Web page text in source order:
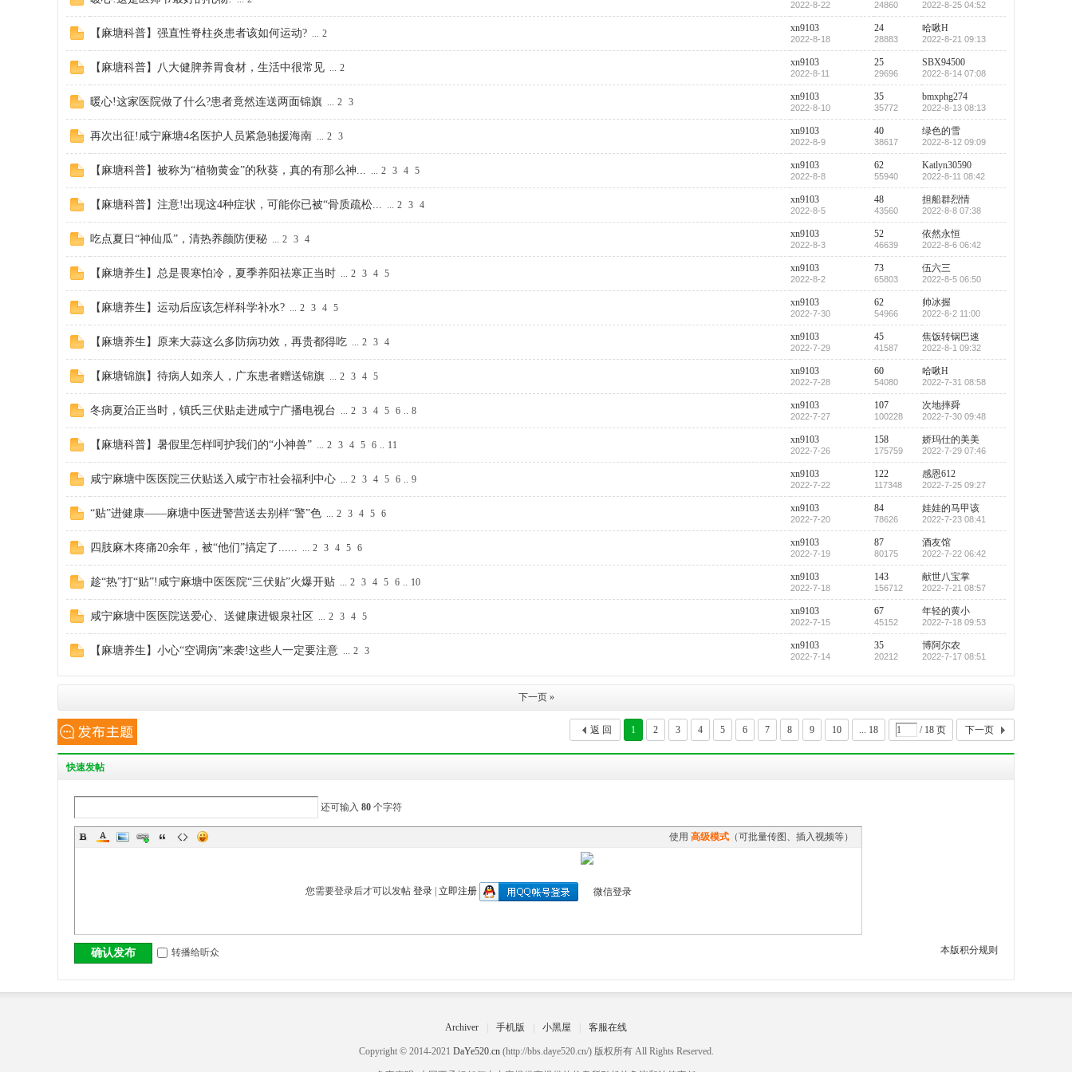
丨
2022-8-22 24860 2022-8-25 04:52
【麻塘科普】强直性脊柱炎患者该如何运动? ... 2 xn9103
2022-8-18
24
28883
哈啾H
2022-8-21 09:13
【麻塘科普】八大健脾养胃食材，生活中很常见 ... 2 xn9103
2022-8-11
25
29696
SBX94500
2022-8-14 07:08
暖心!这家医院做了什么?患者竟然连送两面锦旗 ... 2 3 xn9103
2022-8-10
35
35772
bmxphg274
2022-8-13 08:13
再次出征!咸宁麻塘4名医护人员紧急驰援海南 ... 2 3 xn9103
2022-8-9
40
38617
绿色的雪
2022-8-12 09:09
【麻塘科普】被称为“植物黄金”的秋葵，真的有那么神... ... 2 3 4 5 xn9103
2022-8-8
62
55940
Katlyn30590
2022-8-11 08:42
【麻塘科普】注意!出现这4种症状，可能你已被“骨质疏松... ... 2 3 4 xn9103
2022-8-5
48
43560
担船群烈情
2022-8-8 07:38
吃点夏日“神仙瓜”，清热养颜防便秘 ... 2 3 4 xn9103
2022-8-3
52
46639
依然永恒
2022-8-6 06:42
【麻塘养生】总是畏寒怕冷，夏季养阳祛寒正当时 ... 2 3 4 5 xn9103
2022-8-2
73
65803
伍六三
2022-8-5 06:50
【麻塘养生】运动后应该怎样科学补水? ... 2 3 4 5 xn9103
2022-7-30
62
54966
帅冰握
2022-8-2 11:00
【麻塘养生】原来大蒜这么多防病功效，再贵都得吃 ... 2 3 4 xn9103
2022-7-29
45
41587
焦饭转锅巴速
2022-8-1 09:32
【麻塘锦旗】待病人如亲人，广东患者赠送锦旗 ... 2 3 4 5 xn9103
2022-7-28
60
54080
哈啾H
2022-7-31 08:58
冬病夏治正当时，镇氏三伏贴走进咸宁广播电视台 ... 2 3 4 5 6 .. 8 xn9103
2022-7-27
107
100228
次地摔舜
2022-7-30 09:48
【麻塘科普】暑假里怎样呵护我们的“小神兽” ... 2 3 4 5 6 .. 11 xn9103
2022-7-26
158
175759
娇玛仕的美美
2022-7-29 07:46
咸宁麻塘中医医院三伏贴送入咸宁市社会福利中心 ... 2 3 4 5 6 .. 9 xn9103
2022-7-22
122
117348
感恩612
2022-7-25 09:27
“贴”进健康——麻塘中医进警营送去别样“警”色 ... 2 3 4 5 6 xn9103
2022-7-20
84
78626
娃娃的马甲该
2022-7-23 08:41
四肢麻木疼痛20余年，被“他们”搞定了...... ... 2 3 4 5 6 xn9103
2022-7-19
87
80175
酒友馆
2022-7-22 06:42
趁“热”打“贴”!咸宁麻塘中医医院“三伏贴”火爆开贴 ... 2 3 4 5 6 .. 10 xn9103
2022-7-18
143
156712
献世八宝掌
2022-7-21 08:57
咸宁麻塘中医医院送爱心、送健康进银泉社区 ... 2 3 4 5 xn9103
2022-7-15
67
45152
年轻的黄小
2022-7-18 09:53
【麻塘养生】小心“空调病”来袭!这些人一定要注意 ... 2 3 xn9103
2022-7-14
35
20212
博阿尔农
2022-7-17 08:51
下一页 »
1 2 3 4 5 6 7 8 9 10 ... 18 / 18 页 下一页
返 回
快速发帖
还可输入 80 个字符
使用 高级模式 （可批量传图、插入视频等）
您需要登录后才可以发帖 登录| 立即注册
本版积分规则
确认发布 转播给听众
Archiver 手机版 小黑屋 客服在线
Copyright © 2014-2021 DaYe520.cn(http://bbs.daye520.cn/) 版权所有 All Rights Reserved.